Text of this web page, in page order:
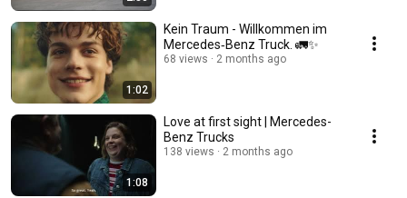
1:02
Kein Traum - Willkommen im
Mercedes‑Benz Truck. 🚛✨
68 views 2 months ago
1:08
Love at first sight | Mercedes-
Benz Trucks
138 views 2 months ago